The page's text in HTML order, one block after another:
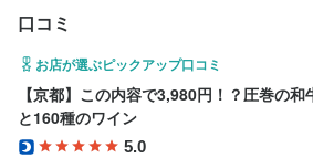
口コミ
お店が選ぶピックアップ口コミ
【京都】この内容で3,980円！？圧巻の
と160種のワイン
5.0
■□ 独立ノウハウ・店舗運営のすべてを伝
調理やワインの仕入れはもちろん、ローン
信頼できる仕入れ業者・工務店・税理士
な知識をイチからすべて代表が伝授しま
「将来自分の店を持ちたい」「ワインを極
は、これ以上ない最高の環境です。
な知識をイチからすべて代表が伝授します
「将来自分の店を持ちたい」「ワインを極
は、これ以上ない最高の環境です。
■□ 14年で4名が独立！夢を叶える高い自由
信頼できる仕入れ業者・工務店・税理士の
な知識をイチからすべて代表が伝授します
「将来自分の店を持ちたい」「ワインを
は、これ以上ない最高の環境です。